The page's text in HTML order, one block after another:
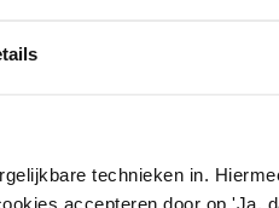
technieken in.
accepteren door op 'Ja,